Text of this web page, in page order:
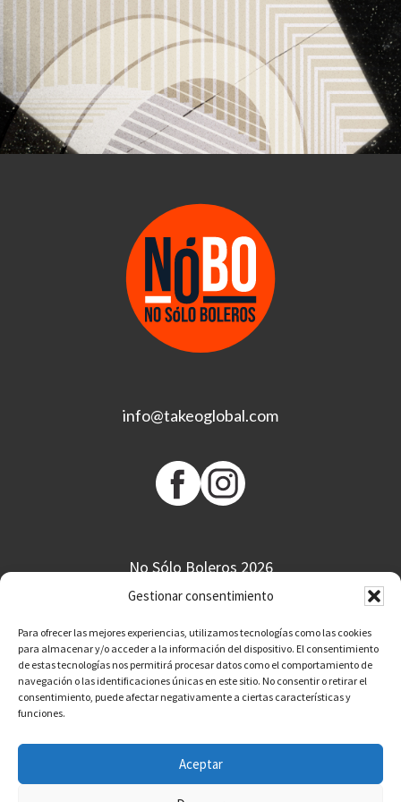
Gestionar consentimiento
Para ofrecer las mejores experiencias, utilizamos tecnologías como las cookies
para almacenar y/o acceder a la información del dispositivo. El consentimiento
de estas tecnologías nos permitirá procesar datos como el comportamiento de
navegación o las identificaciones únicas en este sitio. No consentir o retirar el
consentimiento, puede afectar negativamente a ciertas características y
funciones.
Aceptar
info@takeoglobal.com
No Sólo Boleros 2026
Calle Cupreso 17
38208 San Cristóbal de La Laguna
Tenerife
Aviso Legal